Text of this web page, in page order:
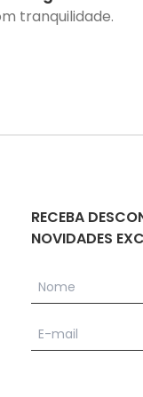
tranquilidade.
RECEBA
NOVIDADES